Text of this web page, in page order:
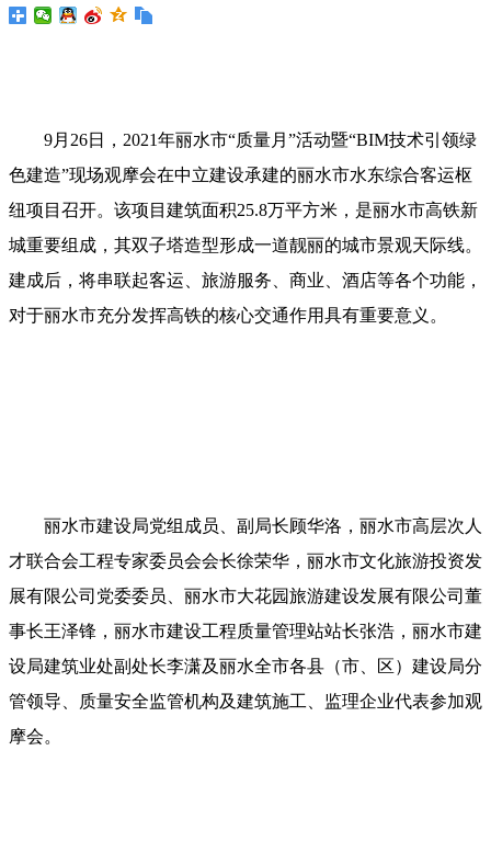
9月26日，2021年丽水市“质量月”活动暨“BIM技术引领绿
色建造”现场观摩会在中立建设承建的丽水市水东综合客运枢
纽项目召开。该项目建筑面积25.8万平方米，是丽水市高铁新
城重要组成，其双子塔造型形成一道靓丽的城市景观天际线。
建成后，将串联起客运、旅游服务、商业、酒店等各个功能，
对于丽水市充分发挥高铁的核心交通作用具有重要意义。
丽水市建设局党组成员、副局长顾华洛，丽水市高层次人
才联合会工程专家委员会会长徐荣华，丽水市文化旅游投资发
展有限公司党委委员、丽水市大花园旅游建设发展有限公司董
事长王泽锋，丽水市建设工程质量管理站站长张浩，丽水市建
设局建筑业处副处长李潇及丽水全市各县（市、区）建设局分
管领导、质量安全监管机构及建筑施工、监理企业代表参加观
摩会。